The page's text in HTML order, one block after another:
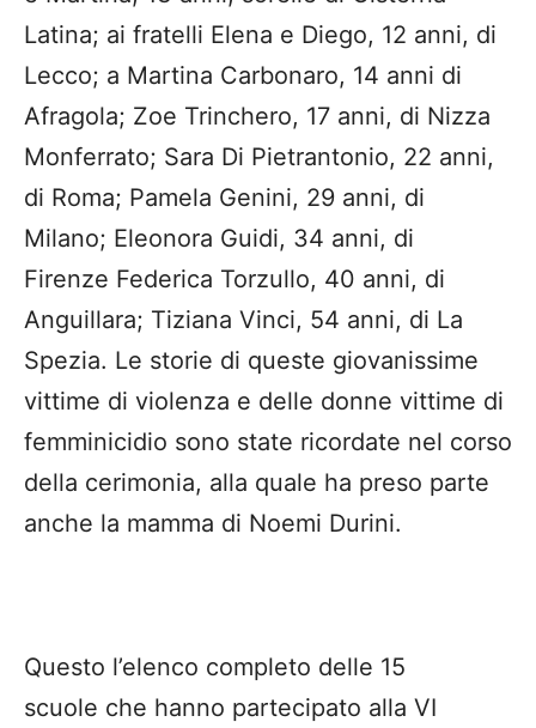
Latina; ai fratelli Elena e Diego, 12 anni, di
Lecco; a Martina Carbonaro, 14 anni di
Afragola; Zoe Trinchero, 17 anni, di Nizza
Monferrato; Sara Di Pietrantonio, 22 anni,
di Roma; Pamela Genini, 29 anni, di
Milano; Eleonora Guidi, 34 anni, di
Firenze Federica Torzullo, 40 anni, di
Anguillara; Tiziana Vinci, 54 anni, di La
Spezia. Le storie di queste giovanissime
vittime di violenza e delle donne vittime di
femminicidio sono state ricordate nel corso
della cerimonia, alla quale ha preso parte
anche la mamma di Noemi Durini.
Questo l’elenco completo delle 15
scuole che hanno partecipato alla VI